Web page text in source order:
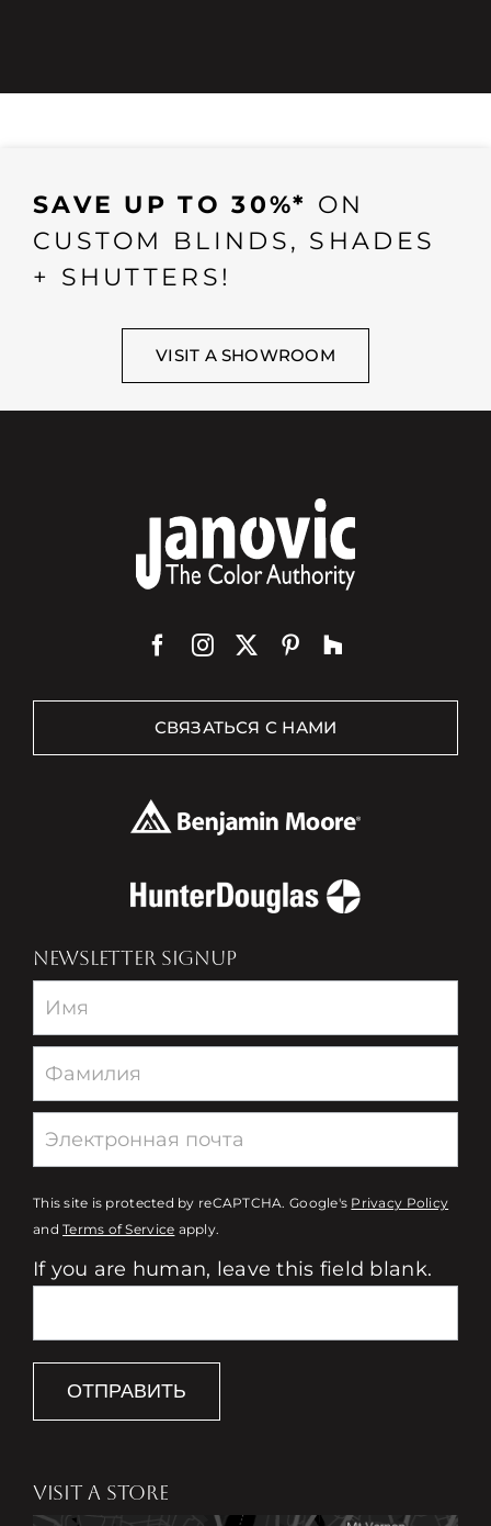
SAVE UP TO 30%* ON
CUSTOM BLINDS, SHADES
+ SHUTTERS!
VISIT A SHOWROOM
СВЯЗАТЬСЯ С НАМИ
NEWSLETTER SIGNUP
Newsletter
This site is protected by reCAPTCHA. Google's Privacy Policy
andTerms of Service apply.
If you are human, leave this field blank.
ОТПРАВИТЬ
VISIT A STORE